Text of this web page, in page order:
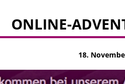
ONLINE-
18.